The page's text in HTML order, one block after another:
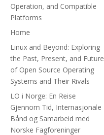
Operation, and Compatible
Platforms
Home
Linux and Beyond: Exploring
the Past, Present, and Future
of Open Source Operating
Systems and Their Rivals
LO i Norge: En Reise
Gjennom Tid, Internasjonale
Bånd og Samarbeid med
Norske Fagforeninger